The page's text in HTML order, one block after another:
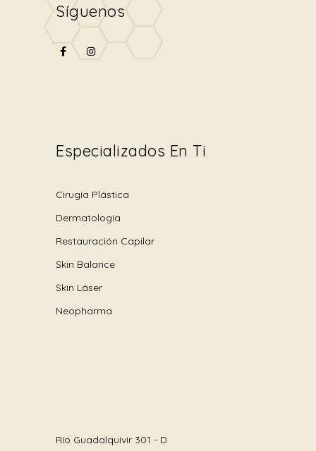
Síguenos
Especializados En Ti
Cirugía Plástica
Dermatología
Restauración Capilar
Skin Balance
Skin Láser
Neopharma
Río Guadalquivir 301 - D